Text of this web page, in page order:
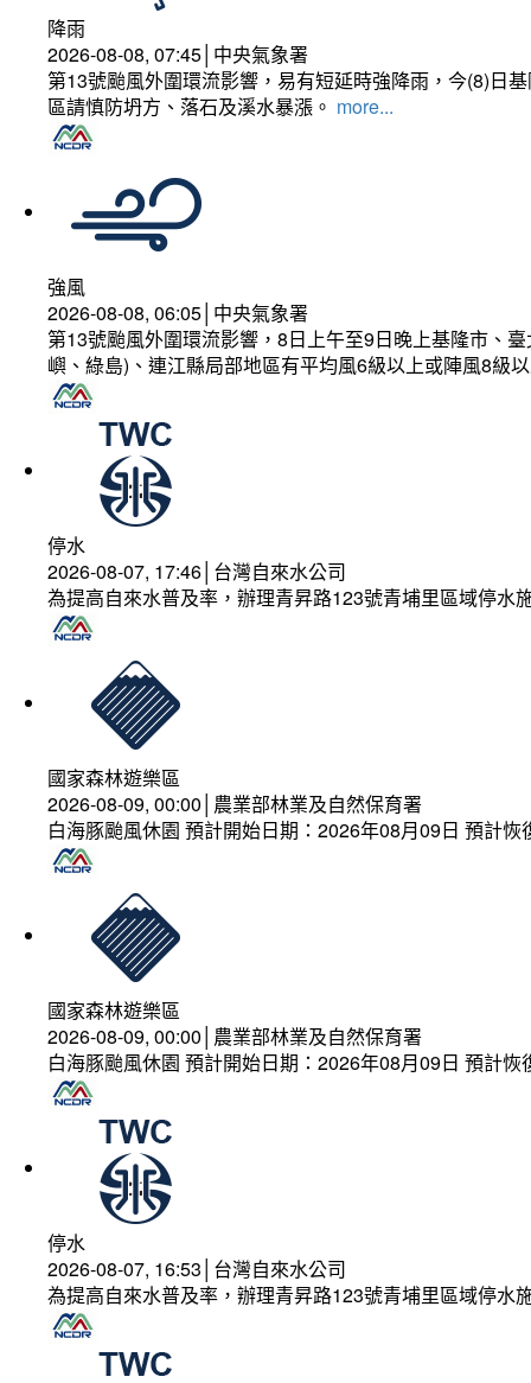
降雨
2026-08-08, 07:45│中央氣象署
第13號颱風外圍環流影響，易有短延時強降雨，今(8)日
區請慎防坍方、落石及溪水暴漲。 more...
強風
2026-08-08, 06:05│中央氣象署
第13號颱風外圍環流影響，8日上午至9日晚上基隆市、
嶼、綠島)、連江縣局部地區有平均風6級以上或陣風8級
停水
2026-08-07, 17:46│台灣自來水公司
為提高自來水普及率，辦理青昇路123號青埔里區域停水
國家森林遊樂區
2026-08-09, 00:00│農業部林業及自然保育署
白海豚颱風休園 預計開始日期：2026年08月09日 預計
國家森林遊樂區
2026-08-09, 00:00│農業部林業及自然保育署
白海豚颱風休園 預計開始日期：2026年08月09日 預計
停水
2026-08-07, 16:53│台灣自來水公司
為提高自來水普及率，辦理青昇路123號青埔里區域停水